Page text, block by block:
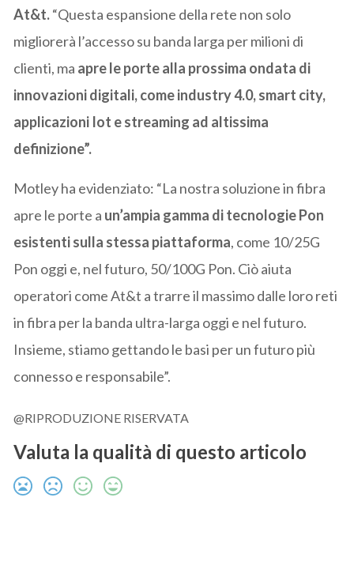
At&t.“Questa espansione della rete non solo
migliorerà l’accesso su banda larga per milioni di
clienti, ma apre le porte alla prossima ondata di
innovazioni digitali, come industry 4.0, smart city,
applicazioni Iot e streaming ad altissima
definizione”.
Motley ha evidenziato: “La nostra soluzione in fibra
apre le porte a un’ampia gamma di tecnologie Pon
esistenti sulla stessa piattaforma, come 10/25G
Pon oggi e, nel futuro, 50/100G Pon. Ciò aiuta
operatori come At&t a trarre il massimo dalle loro reti
in fibra per la banda ultra-larga oggi e nel futuro.
Insieme, stiamo gettando le basi per un futuro più
connesso e responsabile”.
@RIPRODUZIONE RISERVATA
Valuta la qualità di questo articolo